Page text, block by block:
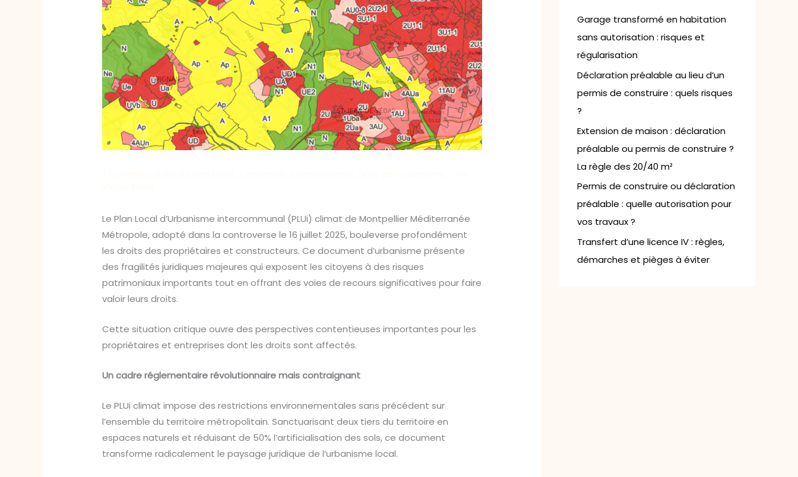
Le Plan Local d’Urbanisme intercommunal (PLUi) climat de Montpellier Méditerranée
Métropole, adopté dans la controverse le 16 juillet 2025, bouleverse profondément
les droits des propriétaires et constructeurs. Ce document d’urbanisme présente
des fragilités juridiques majeures qui exposent les citoyens à des risques
patrimoniaux importants tout en offrant des voies de recours significatives pour faire
valoir leurs droits.
Cette situation critique ouvre des perspectives contentieuses importantes pour les
propriétaires et entreprises dont les droits sont affectés.
Un cadre réglementaire révolutionnaire mais contraignant
Le PLUi climat impose des restrictions environnementales sans précédent sur
l’ensemble du territoire métropolitain. Sanctuarisant deux tiers du territoire en
espaces naturels et réduisant de 50% l’artificialisation des sols, ce document
transforme radicalement le paysage juridique de l’urbanisme local.
e
r
:
Garage transformé en habitation
sans autorisation : risques et
régularisation
Déclaration préalable au lieu d’un
permis de construire : quels risques
?
Extension de maison : déclaration
préalable ou permis de construire ?
La règle des 20/40 m²
Permis de construire ou déclaration
préalable : quelle autorisation pour
vos travaux ?
Transfert d’une licence IV : règles,
démarches et pièges à éviter